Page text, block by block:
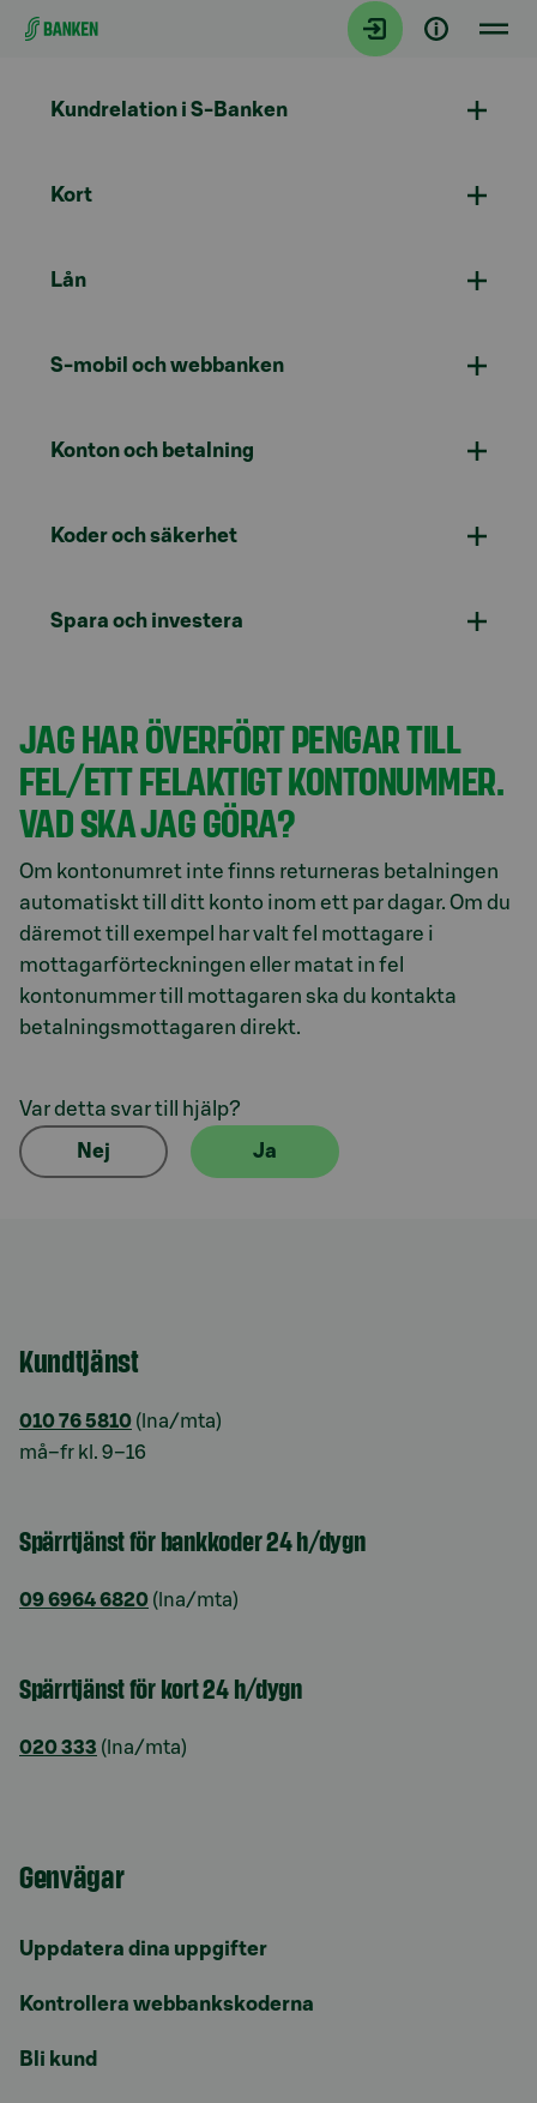
Gå direkt till innehållet
Kundrelation i S-Banken
Kort
Lån
S-mobil och webbanken
Konton och betalning
Koder och säkerhet
Spara och investera
JAG HAR ÖVERFÖRT PENGAR TILL
FEL/ETT FELAKTIGT KONTONUMMER.
VAD SKA JAG GÖRA?
Om kontonumret inte finns returneras betalningen
automatiskt till ditt konto inom ett par dagar. Om du
däremot till exempel har valt fel mottagare i
mottagarförteckningen eller matat in fel
kontonummer till mottagaren ska du kontakta
betalningsmottagaren direkt.
Var detta svar till hjälp?
Nej Ja
Kundtjänst
010 76 5810 (lna/mta)
må–fr kl. 9–16
Spärrtjänst för bankkoder 24 h/dygn
09 6964 6820 (lna/mta)
Spärrtjänst för kort 24 h/dygn
020 333 (lna/mta)
Genvägar
Uppdatera dina uppgifter
Kontrollera webbankskoderna
Bli kund